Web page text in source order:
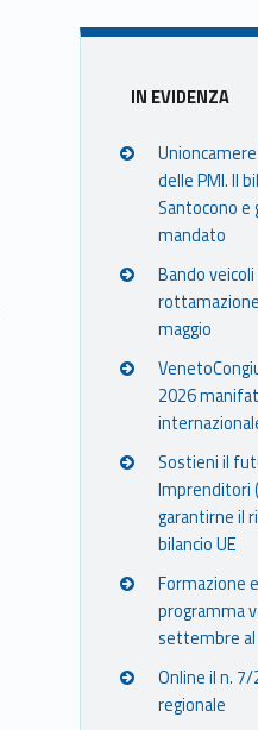
Sidebar
IN EVIDENZA
delle PMI. Il
Santocono e
mandato
Bando
maggio
2026
Sostieni il
Imprenditori
garantirne il
bilancio UE
Formazione
programma
settembre
Online il n.
regionale